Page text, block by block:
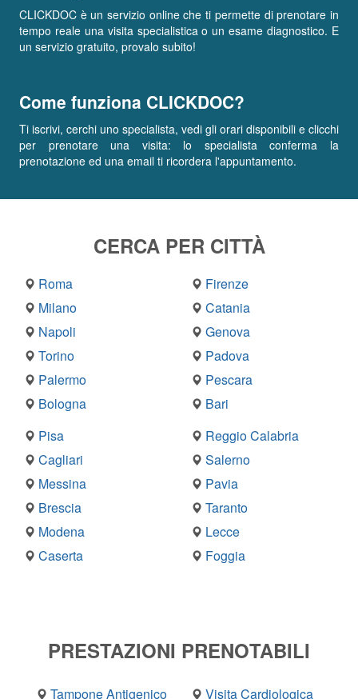
CLICKDOC è un servizio online che ti permette di prenotare in
tempo reale una visita specialistica o un esame diagnostico. E
un servizio gratuito, provalo subito!
Come funziona CLICKDOC?
Ti iscrivi, cerchi uno specialista, vedi gli orari disponibili e clicchi
per prenotare una visita: lo specialista conferma la
prenotazione ed una email ti ricordera l'appuntamento.
CERCA PER CITTÀ
Roma
Milano
Napoli
Torino
Palermo
Bologna
Firenze
Catania
Genova
Padova
Pescara
Bari
Pisa
Cagliari
Messina
Brescia
Modena
Caserta
Reggio Calabria
Salerno
Pavia
Taranto
Lecce
Foggia
PRESTAZIONI PRENOTABILI
Tampone Antigenico
Visita Cardiologica